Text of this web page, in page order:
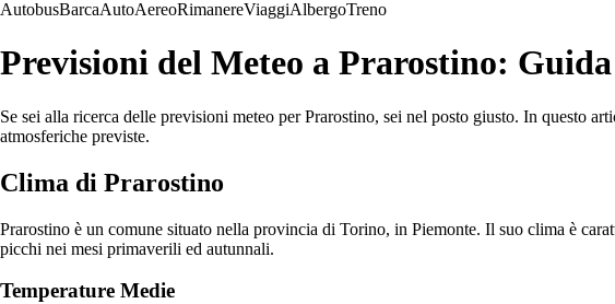
AutobusBarcaAutoAereoRimanereViaggiAlbergoTreno
Previsioni del Meteo a Prarostino:
Se sei alla ricerca delle previsioni meteo per Prarostino, sei nel posto giusto. In questo
atmosferiche previste.
Clima di Prarostino
Prarostino è un comune situato nella provincia di Torino, in Piemonte. Il suo clima è
picchi nei mesi primaverili ed autunnali.
Temperature Medie